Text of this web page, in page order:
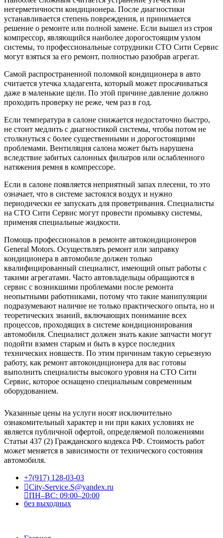
негерметичности кондиционера. После диагностики
устанавливается степень повреждения, и принимается
решение о ремонте или полной замене. Если вышел из строя
компрессор, являющийся наиболее дорогостоящим узлом
системы, то профессиональные сотрудники СТО Сити Сервис
могут взяться за его ремонт, полностью разобрав агрегат.
Самой распространенной поломкой кондиционера в авто
считается утечка хладагента, который может просачиваться
даже в маленькие щели. По этой причине давление должно
проходить проверку не реже, чем раз в год.
Если температура в салоне снижается недостаточно быстро,
не стоит медлить с диагностикой системы, чтобы потом не
столкнуться с более существенными и дорогостоящими
проблемами. Вентиляция салона может быть нарушена
вследствие забитых салонных фильтров или ослабленного
натяжения ремня в компрессоре.
Если в салоне появляется неприятный запах плесени, то это
означает, что в системе застоялся воздух и нужно
периодически ее запускать для проветривания. Специалисты
на СТО Сити Сервис могут провести промывку системы,
применяя специальные жидкости.
Помощь профессионалов в ремонте автокондиционеров
General Motors. Осуществлять ремонт или заправку
кондиционера в автомобиле должен только
квалифицированный специалист, имеющий опыт работы с
такими агрегатами. Часто автовладельцы обращаются в
сервис с возникшими проблемами после ремонта
неопытными работниками, потому что такие манипуляции
подразумевают наличие не только практического опыта, но и
теоретических знаний, включающих понимание всех
процессов, проходящих в системе кондиционирования
автомобиля. Специалист должен знать какие запчасти могут
подойти взамен старым и быть в курсе последних
технических новшеств. По этим причинам такую серьезную
работу, как ремонт автокондиционера для вас готовы
выполнить специалисты высокого уровня на СТО Сити
Сервис, которое оснащено специальным современным
оборудованием.
Указанные цены на услуги носят исключительно
ознакомительный характер и ни при каких условиях не
является публичной офертой, определяемой положениями
Статьи 437 (2) Гражданского кодекса РФ. Стоимость работ
может меняется в зависимости от технического состояния
автомобиля.
+7(917) 128-03-03
City-Service.S@yandex.ru
ПН–ВС: 09:00–20:00
без выходных